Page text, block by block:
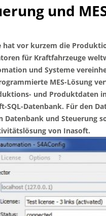
und
hat vor kurzem die
für Kraftfahrzeuge
und Systeme
MES-Lösung
und Produktdaten
SQL-Datenbank. Für den
Datenbank und Steuerung
von Inasoft.